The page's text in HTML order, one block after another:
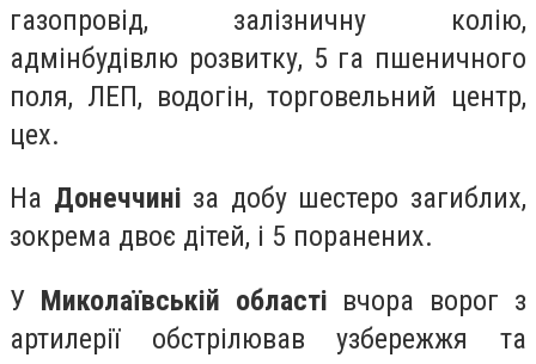
газопровід, залізничну колію,
адмінбудівлю розвитку, 5 га пшеничного
поля, ЛЕП, водогін, торговельний центр,
цех.
На Донеччині за добу шестеро загиблих,
зокрема двоє дітей, і 5 поранених.
У Миколаївській області вчора ворог з
артилерії обстрілював узбережжя та